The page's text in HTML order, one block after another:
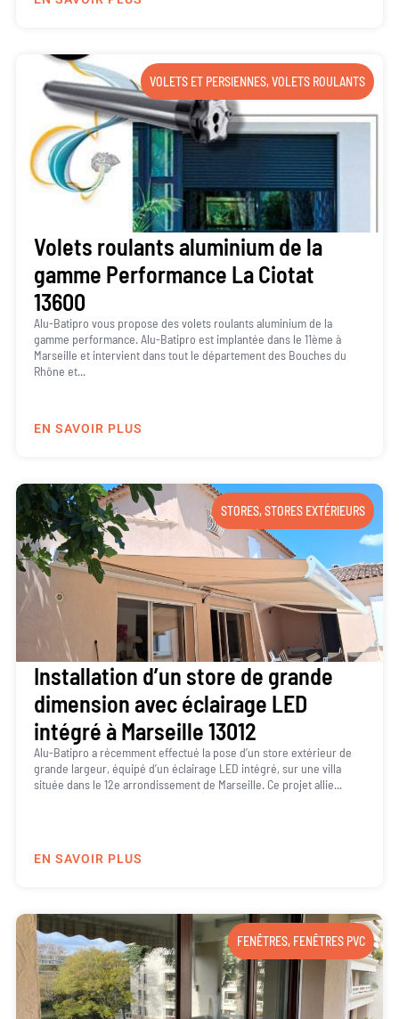
VOLETS ET PERSIENNES,VOLETS ROULANTS
Volets roulants aluminium de la
gamme Performance La Ciotat
13600
Alu-Batipro vous propose des volets roulants aluminium de la
gamme performance. Alu-Batipro est implantée dans le 11ème à
Marseille et intervient dans tout le département des Bouches du
Rhône et...
EN SAVOIR PLUS
STORES,STORES EXTÉRIEURS
Installation d’un store de grande
dimension avec éclairage LED
intégré à Marseille 13012
Alu-Batipro a récemment effectué la pose d’un store extérieur de
grande largeur, équipé d’un éclairage LED intégré, sur une villa
située dans le 12e arrondissement de Marseille. Ce projet allie...
EN SAVOIR PLUS
FENÊTRES, FENÊTRES PVC